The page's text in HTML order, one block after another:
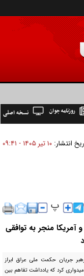
نسخه اصلی روزنامه جوان
انتشار: ۱۰ تير ۱۴۰۵ - ۰۹:۴۱
آمریکا منجر به توافقی
جریان حکمت ملی عراق ابراز
کرد که یادداشت تفاهم بین